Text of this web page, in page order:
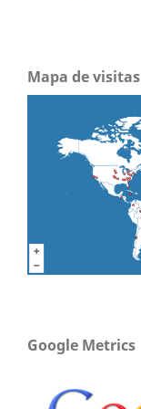
Mapa de visitas
Google Metrics